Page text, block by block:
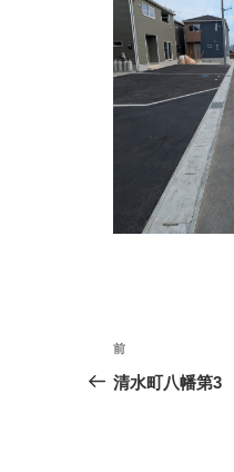
投
稿
過
去
前
清水町八幡第